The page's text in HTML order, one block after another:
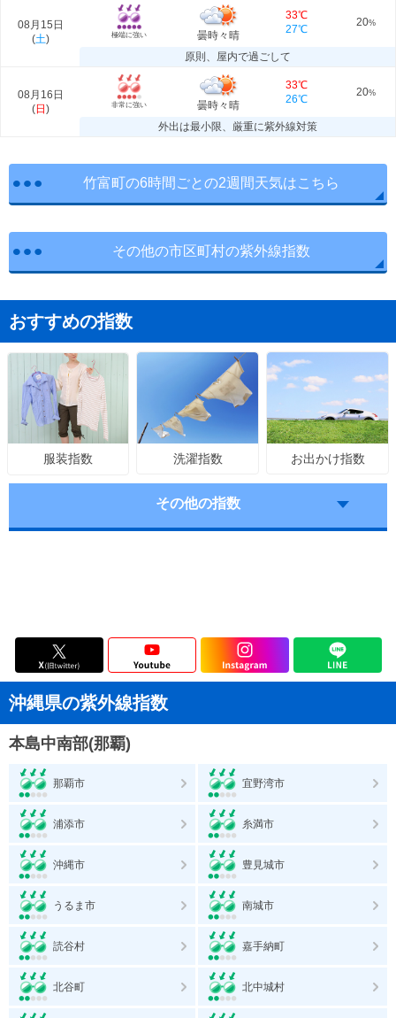
08月15日
(土) 極端に強い 曇時々晴
33℃
27℃
20%
原則、屋内で過ごして
08月16日
(日 ) 非常に強い 曇時々晴
33℃
26℃
20%
外出は最小限、厳重に紫外線対策
竹富町の6時間ごとの2週間天気はこちら
その他の市区町村の紫外線指数
おすすめの指数
服装指数 洗濯指数 お出かけ指数
その他の指数
沖縄県の紫外線指数
本島中南部(那覇)
那覇市 宜野湾市
浦添市 糸満市
沖縄市 豊見城市
うるま市 南城市
読谷村 嘉手納町
北谷町 北中城村